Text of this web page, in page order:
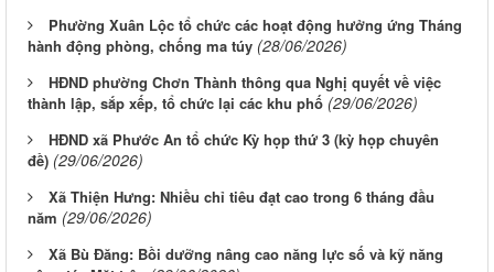
Phường Xuân Lộc tổ chức các hoạt động hưởng ứng Tháng
hành động phòng, chống ma túy (28/06/2026)
HĐND phường Chơn Thành thông qua Nghị quyết về việc
thành lập, sắp xếp, tổ chức lại các khu phố (29/06/2026)
HĐND xã Phước An tổ chức Kỳ họp thứ 3 (kỳ họp chuyên
đề) (29/06/2026)
Xã Thiện Hưng: Nhiều chỉ tiêu đạt cao trong 6 tháng đầu
năm (29/06/2026)
Xã Bù Đăng: Bồi dưỡng nâng cao năng lực số và kỹ năng